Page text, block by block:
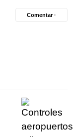
Comentar ·